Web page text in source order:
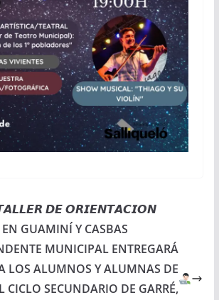
𝙏𝘼𝙇𝙇𝙀𝙍 𝘿𝙀 𝙊𝙍𝙄𝙀𝙉𝙏𝘼𝘾𝙄𝙊𝙉
GUAMINÍ Y CASBAS
MUNICIPAL ENTREGARÁ
LOS ALUMNOS Y ALUMNAS DE
CICLO SECUNDARIO DE GARRÉ,